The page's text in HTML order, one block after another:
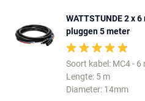
WATTSTUNDE 2 x
pluggen 5 meter
Soort kabel: MC4 - 6
Lengte: 5 m
Diameter: 14mm